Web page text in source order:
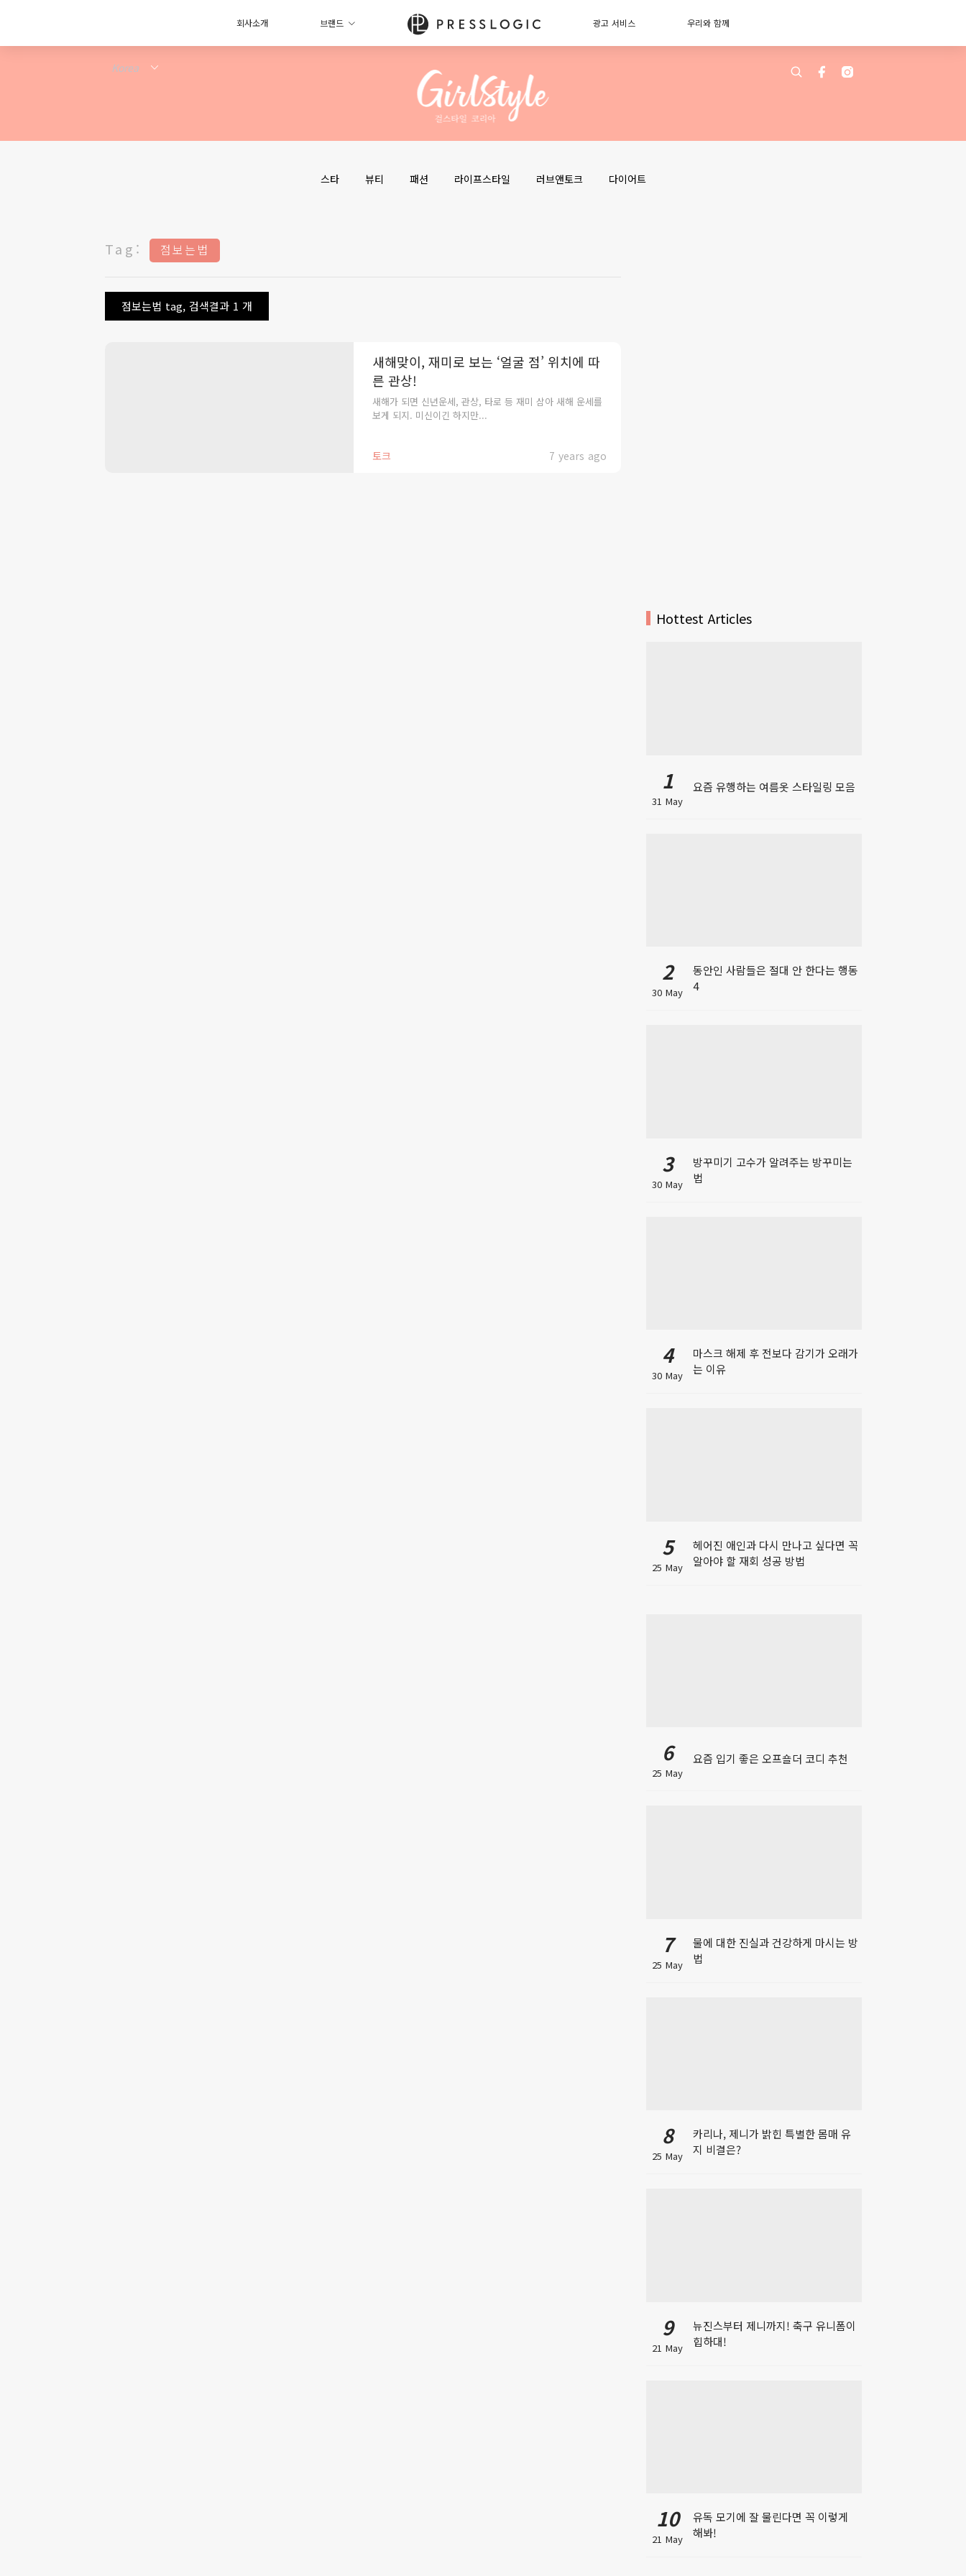
회사소개 브랜드 광고 서비스 우리와 함께
스타 뷰티 패션 라이프스타일 러브앤토크 다이어트
Tag: 점보는법
점보는법 tag, 검색결과 1 개
토크 7 years ago
새해맞이, 재미로 보는 ‘얼굴 점’ 위치에 따
른 관상!
새해가 되면 신년운세, 관상, 타로 등 재미 삼아 새해 운세를
보게 되지. 미신이긴 하지만...
Hottest Articles
1
31 May
요즘 유행하는 여름옷 스타일링 모음
2
30 May
동안인 사람들은 절대 안 한다는 행동
4
3
30 May
방꾸미기 고수가 알려주는 방꾸미는
법
4
30 May
마스크 해제 후 전보다 감기가 오래가
는 이유
5
25 May
헤어진 애인과 다시 만나고 싶다면 꼭
알아야 할 재회 성공 방법
6
25 May
요즘 입기 좋은 오프숄더 코디 추천
7
25 May
물에 대한 진실과 건강하게 마시는 방
법
8
25 May
카리나, 제니가 밝힌 특별한 몸매 유
지 비결은?
9
21 May
뉴진스부터 제니까지! 축구 유니폼이
힙하대!
10
21 May
유독 모기에 잘 물린다면 꼭 이렇게
해봐!